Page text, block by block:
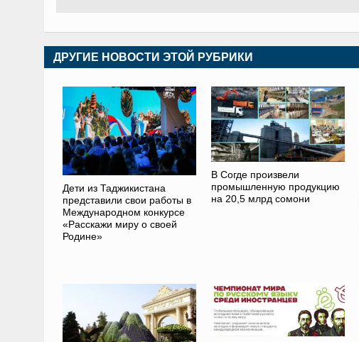
ДРУГИЕ НОВОСТИ ЭТОЙ РУБРИКИ
Дети из Таджикистана
представили свои работы в
Международном конкурсе
«Расскажи миру о своей
Родине»
В Согде произвели
промышленную продукцию
на 20,5 млрд сомони